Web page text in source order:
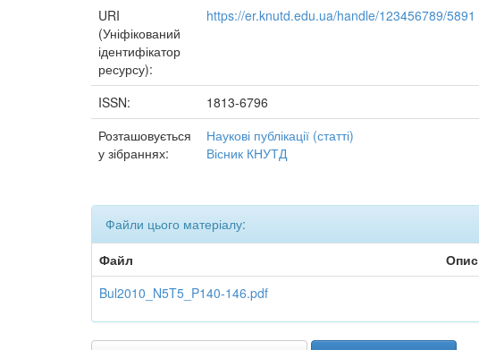
URI
(Уніфікований
ідентифікатор
ресурсу):
https://er.knutd.edu.ua/handle/123456789/5891
ISSN:
1813-6796
Розташовується
у зібраннях:
Наукові публікації (статті)
Вісник КНУТД
Файли цього матеріалу:
Файл
Опис
Bul2010_N5T5_P140-146.pdf